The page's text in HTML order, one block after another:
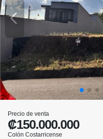
Precio de venta
₡150.000.000
Colón Costarricense